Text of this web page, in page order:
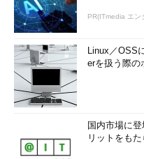
PR(ITmedia エン
Linux／OSS
erを扱う際の
国内市場に
リットをも